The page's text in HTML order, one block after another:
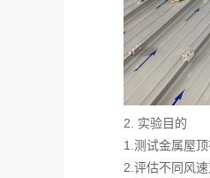
2. 实验目的
1.测试金属屋
2.评估不同风速